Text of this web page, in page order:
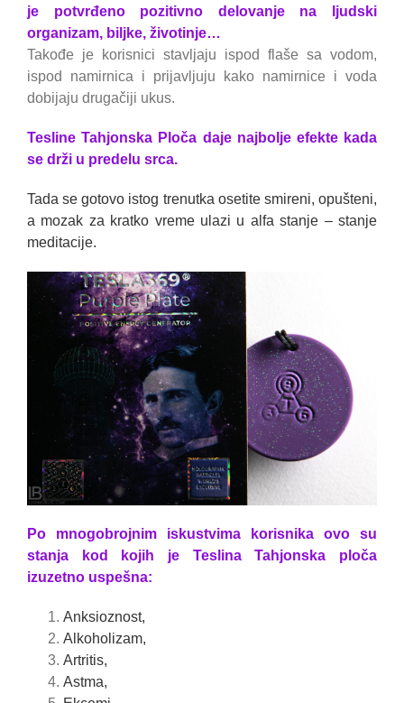
je potvrđeno pozitivno delovanje na ljudski
organizam, biljke, životinje…
Takođe je korisnici stavljaju ispod flaše sa vodom,
ispod namirnica i prijavljuju kako namirnice i voda
dobijaju drugačiji ukus.
Tesline Tahjonska Ploča daje najbolje efekte kada
se drži u predelu srca.
Tada se gotovo istog trenutka osetite smireni, opušteni,
a mozak za kratko vreme ulazi u alfa stanje – stanje
meditacije.
Po mnogobrojnim iskustvima korisnika ovo su
stanja kod kojih je Teslina Tahjonska ploča
izuzetno uspešna:
Anksioznost,
Alkoholizam,
Artritis,
Astma,